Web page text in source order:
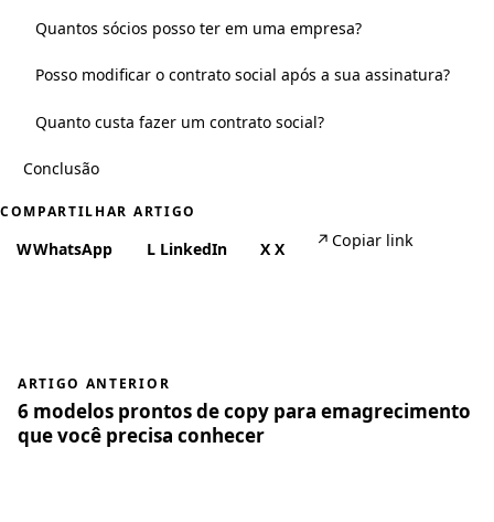
Quantos sócios posso ter em uma empresa?
Posso modificar o contrato social após a sua assinatura?
Quanto custa fazer um contrato social?
Conclusão
COMPARTILHAR ARTIGO
WWhatsApp L LinkedIn X X ↗ Copiar link
ARTIGO ANTERIOR
6 modelos prontos de copy para emagrecimento
que você precisa conhecer